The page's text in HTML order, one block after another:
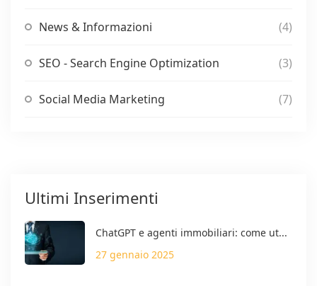
News & Informazioni (4)
SEO - Search Engine Optimization (3)
Social Media Marketing (7)
Ultimi Inserimenti
ChatGPT e agenti immobiliari: come ut...
27 gennaio 2025